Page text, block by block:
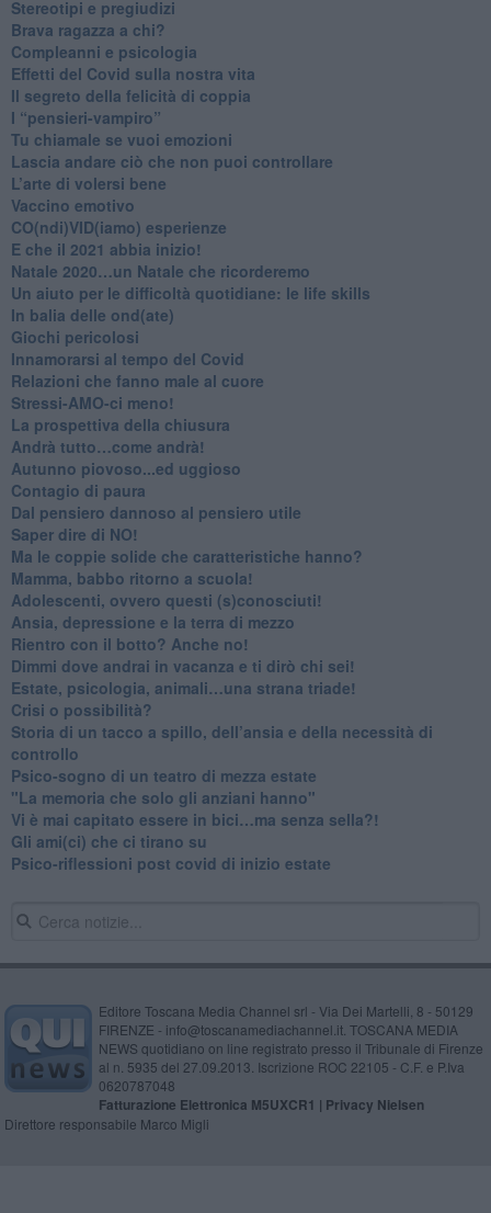
Stereotipi e pregiudizi
​Brava ragazza a chi?
​Compleanni e psicologia
Effetti del Covid sulla nostra vita
Il segreto della felicità di coppia
​I “pensieri-vampiro”
​Tu chiamale se vuoi emozioni
​Lascia andare ciò che non puoi controllare
L’arte di volersi bene
​Vaccino emotivo
CO(ndi)VID(iamo) esperienze
​E che il 2021 abbia inizio!
​Natale 2020…un Natale che ricorderemo
Un aiuto per le difficoltà quotidiane: le life skills
​In balia delle ond(ate)
Giochi pericolosi
Innamorarsi al tempo del Covid
​Relazioni che fanno male al cuore
​Stressi-AMO-ci meno!
​La prospettiva della chiusura
​Andrà tutto…come andrà!
Autunno piovoso...ed uggioso
​Contagio di paura
​Dal pensiero dannoso al pensiero utile
​Saper dire di NO!
​Ma le coppie solide che caratteristiche hanno?
​Mamma, babbo ritorno a scuola!
Adolescenti, ovvero questi (s)conosciuti!
Ansia, depressione e la terra di mezzo
​Rientro con il botto? Anche no!
Dimmi dove andrai in vacanza e ti dirò chi sei!
​Estate, psicologia, animali…una strana triade!
​Crisi o possibilità?
​Storia di un tacco a spillo, dell’ansia e della necessità di
controllo
​Psico-sogno di un teatro di mezza estate
"La memoria che solo gli anziani hanno"
​Vi è mai capitato essere in bici…ma senza sella?!
​Gli ami(ci) che ci tirano su
Psico-riflessioni post covid di inizio estate
Editore Toscana Media Channel srl - Via Dei Martelli, 8 - 50129
FIRENZE - info@toscanamediachannel.it. TOSCANA MEDIA
NEWS quotidiano on line registrato presso il Tribunale di Firenze
al n. 5935 del 27.09.2013. Iscrizione ROC 22105 - C.F. e P.Iva
0620787048
Fatturazione Elettronica M5UXCR1 | Privacy Nielsen
Direttore responsabile Marco Migli